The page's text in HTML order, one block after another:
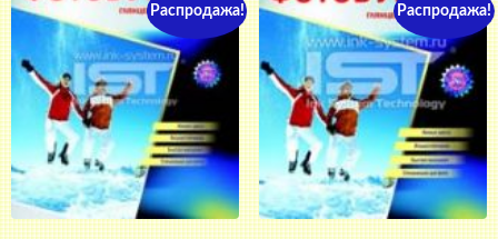
Распродажа! Распродажа!